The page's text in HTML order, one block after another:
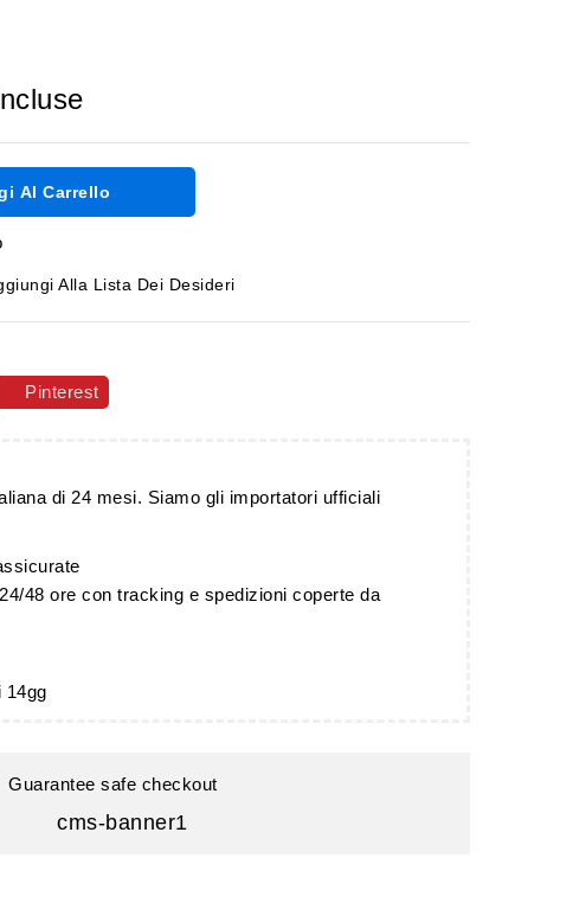
Al Carrello
Alla Lista Dei Desideri
Pinterest
di 24 mesi. Siamo gli importatori ufficiali
48 ore con tracking e spedizioni coperte da
14gg
Guarantee safe checkout